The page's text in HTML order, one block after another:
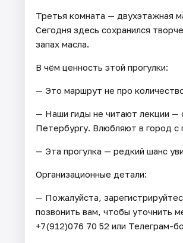
Третья комната — двухэтажная
Сегодня здесь сохранился
запах масла.
В чём ценность этой прогулки:
— Это маршрут не про
— Наши гиды не читают лекции —
Петербургу. Влюбляют в город с
— Эта прогулка — редкий шанс
Организационные детали:
— Пожалуйста,
позвонить вам, чтобы уточнить
+7(912)076 70 52 или Телеграм-